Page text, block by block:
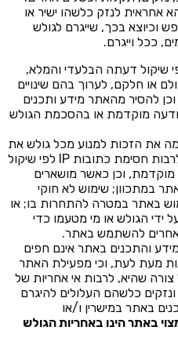
אחראית לנזק כלשהו ישיר או
וכיוצא בכך, שייגרם לגולש
ככל וייגרם.
שיקול דעתה הבלעדי והמלא,
או חלקם, לערוך בהם שינויים
להסיר מהאתר מידע ותכנים
מוקדמת או בהסכמת הגולש
את הזכות למנוע מכל גולש את
השימוש באתר ו/או בחלקו לרבות חסימת כתובות IP לפי שיקול
וכן כאשר מושארים
במתכוון; שימוש לא חוקי
באתר במטרה להתחרות בו; או
הגולש או מי מטעמו כדי
להשתמש באתר.
והתכנים באתר אינם חפים
מעת לעת, וכי מפעילת האתר
שהיא, לרבות אי אחריות של
כלשהם העלולים להיגרם
באתר במישרין ו/או
באתר הינו באחריות הגולש